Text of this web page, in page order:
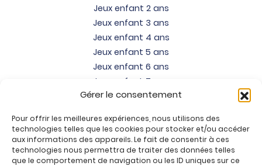
Gérer le consentement
Pour offrir les meilleures expériences, nous utilisons des
technologies telles que les cookies pour stocker et/ou accéder
aux informations des appareils. Le fait de consentir à ces
technologies nous permettra de traiter des données telles
que le comportement de navigation ou les ID uniques sur ce
Jeux enfant 2 ans
Jeux enfant 3 ans
Jeux enfant 4 ans
Jeux enfant 5 ans
Jeux enfant 6 ans
Jeux enfant 7 ans
Jeux enfant 8 ans
Jeux enfant 10 ans
Jeux enfant 11 ans
Jeux enfant 12 ans